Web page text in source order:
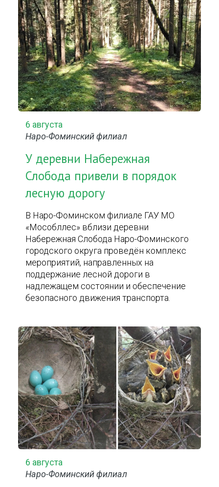
6 августа
Наро-Фоминский филиал
У деревни Набережная
Слобода привели в порядок
лесную дорогу
В Наро-Фоминском филиале ГАУ МО
«Мособллес» вблизи деревни
Набережная Слобода Наро-Фоминского
городского округа проведён комплекс
мероприятий, направленных на
поддержание лесной дороги в
надлежащем состоянии и обеспечение
безопасного движения транспорта.
6 августа
Наро-Фоминский филиал